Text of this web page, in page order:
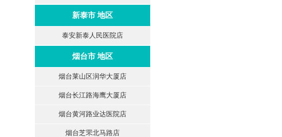
新泰市 地区
泰安新泰人民医院店
烟台市 地区
烟台莱山区润华大厦店
烟台长江路海鹰大厦店
烟台黄河路业达医院店
烟台芝罘北马路店